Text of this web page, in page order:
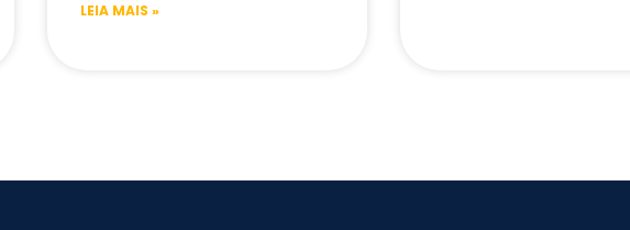
LEIA MAIS »